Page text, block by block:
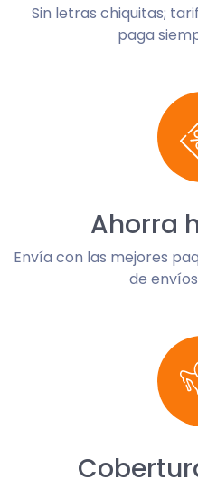
Sin letras chiquitas;
paga
Ahorra
Envía con las mejores
de